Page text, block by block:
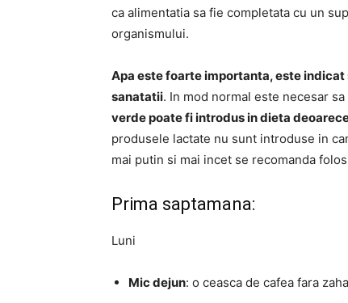
ca alimentatia sa fie completata cu un
organismului.
Apa este foarte importanta, este
sanatatii. In mod normal este necesar
verde poate fi introdus in dieta
produsele lactate nu sunt introduse in
mai putin si mai incet se recomanda
Prima saptamana:
Luni
Mic dejun: o ceasca de cafea fara